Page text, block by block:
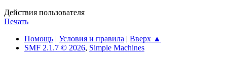
Действия пользователя
Печать
Помощь | Условия и правила | Вверх ▲
SMF 2.1.7 © 2026, Simple Machines